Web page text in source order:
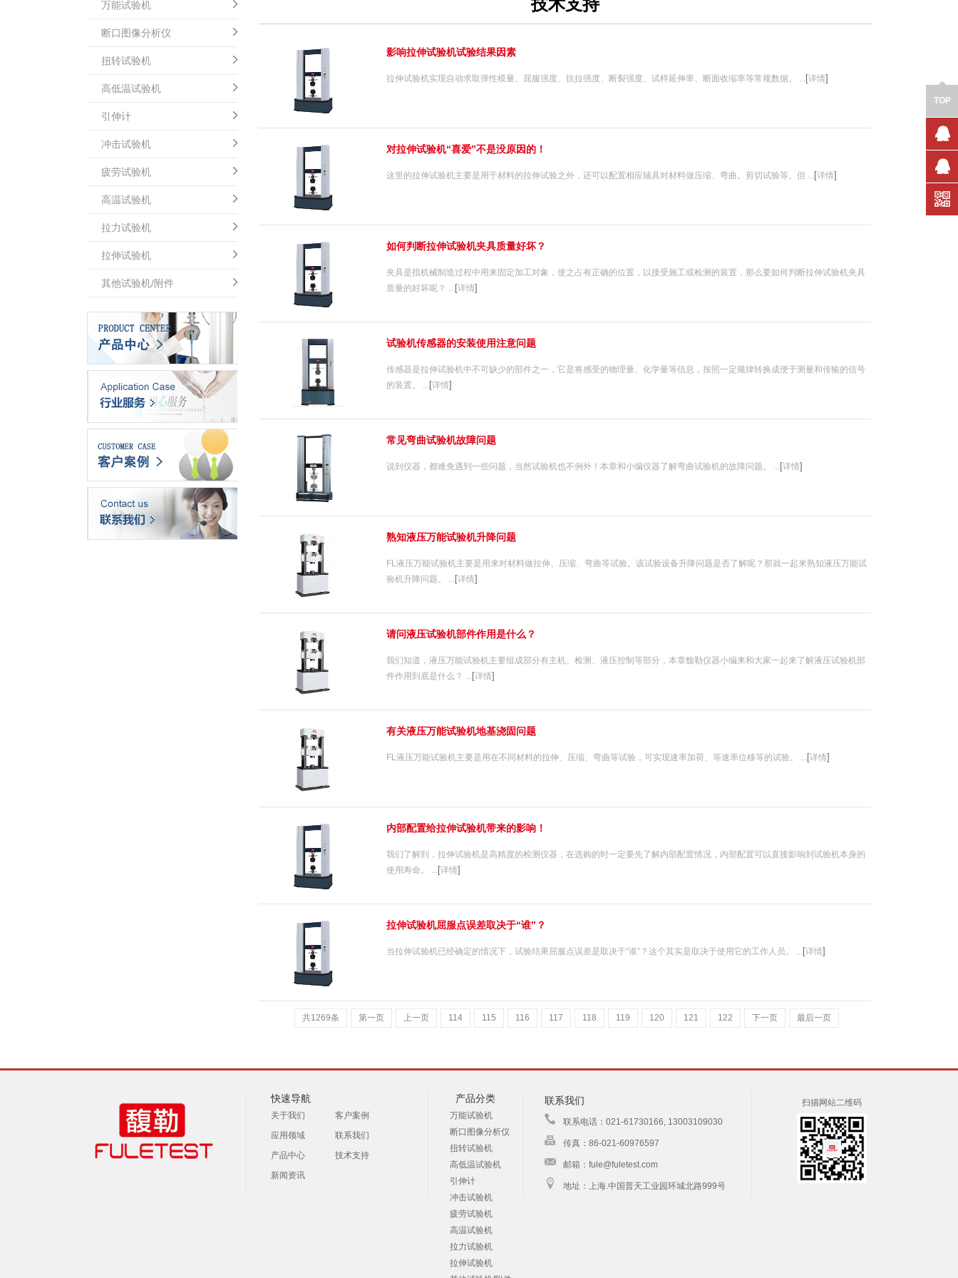
1 2 3
万能试验机
断口图像分析仪
扭转试验机
高低温试验机
引伸计
冲击试验机
疲劳试验机
高温试验机
拉力试验机
拉伸试验机
其他试验机/附件
技术支持
影响拉伸试验机试验结果因素
拉伸试验机实现自动求取弹性模量、屈服强度、抗拉强度、断裂强度、试样延伸率、断面收缩率等常规数据。 ... [详情]
对拉伸试验机“喜爱”不是没原因的！
这里的拉伸试验机主要是用于材料的拉伸试验之外，还可以配置相应辅具对材料做压缩、弯曲。剪切试验等。但 ... [详情]
如何判断拉伸试验机夹具质量好坏？
夹具是指机械制造过程中用来固定加工对象，使之占有正确的位置，以接受施工或检测的装置，那么要如何判断拉伸试验机夹具
质量的好坏呢？ ... [详情]
试验机传感器的安装使用注意问题
传感器是拉伸试验机中不可缺少的部件之一，它是将感受的物理量、化学量等信息，按照一定规律转换成便于测量和传输的信号
的装置。 ... [详情]
常见弯曲试验机故障问题
说到仪器，都难免遇到一些问题，当然试验机也不例外！本章和小编仪器了解弯曲试验机的故障问题。 ... [详情]
熟知液压万能试验机升降问题
FL液压万能试验机主要是用来对材料做拉伸、压缩、弯曲等试验。该试验设备升降问题是否了解呢？那就一起来熟知液压万能试
验机升降问题。 ... [详情]
请问液压试验机部件作用是什么？
我们知道，液压万能试验机主要组成部分有主机、检测、液压控制等部分，本章馥勒仪器小编来和大家一起来了解液压试验机部
件作用到底是什么？ ... [详情]
有关液压万能试验机地基浇固问题
FL液压万能试验机主要是用在不同材料的拉伸、压缩、弯曲等试验，可实现速率加荷、等速率位移等的试验。 ... [详情]
内部配置给拉伸试验机带来的影响！
我们了解到，拉伸试验机是高精度的检测仪器，在选购的时一定要先了解内部配置情况，内部配置可以直接影响到试验机本身的
使用寿命。 ... [详情]
拉伸试验机屈服点误差取决于“谁”？
当拉伸试验机已经确定的情况下，试验结果屈服点误差是取决于“谁”？这个其实是取决于使用它的工作人员。 ... [详情]
共1269条 第一页 上一页 114 115 116 117 118 119 120 121 122 下一页 最后一页
快速导航
关于我们
客户案例
应用领域
联系我们
产品中心
技术支持
新闻资讯
产品分类
万能试验机
断口图像分析仪
扭转试验机
高低温试验机
引伸计
冲击试验机
疲劳试验机
高温试验机
拉力试验机
拉伸试验机
联系我们
联系电话：021-61730166, 13003109030
传真：86-021-60976597
邮箱：fule@fuletest.com
地址：上海.中国普天工业园环城北路999号
扫描网站二维码
TOP
售前咨
技术支